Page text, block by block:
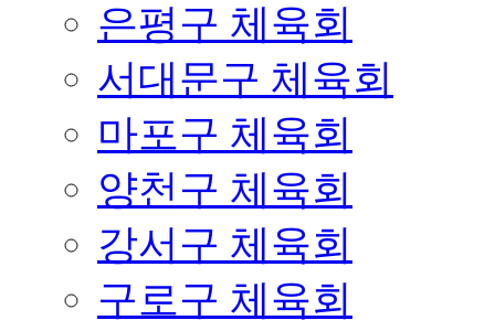
은평구 체육회
서대문구 체육회
마포구 체육회
양천구 체육회
강서구 체육회
구로구 체육회